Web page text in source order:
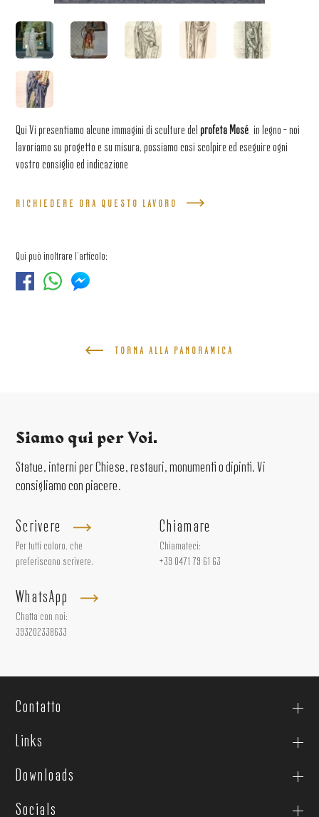
Qui Vi presentiamo alcune immagini di sculture del profeta Mosé in legno – noi
lavoriamo su progetto e su misura, possiamo cosi scolpire ed eseguire ogni
vostro consiglio ed indicazione
RICHIEDERE ORA QUESTO LAVORO
Qui può inoltrare l'articolo:
TORNA ALLA PANORAMICA
Siamo qui per Voi.
Statue, interni per Chiese, restauri, monumenti o dipinti. Vi
consigliamo con piacere.
Scrivere
Per tutti coloro, che
preferiscono scrivere.
Chiamare
Chiamateci:
+39 0471 79 61 63
WhatsApp
Chatta con noi:
393202338633
Contatto
Links
Downloads
Socials